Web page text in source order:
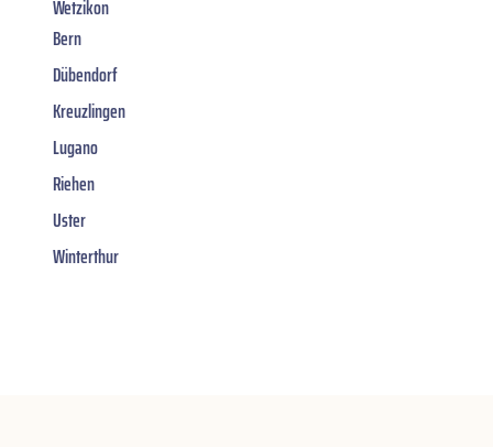
Wetzikon
Bern
Dübendorf
Kreuzlingen
Lugano
Riehen
Uster
Winterthur